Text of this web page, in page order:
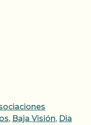
, Baja Visión, Dia